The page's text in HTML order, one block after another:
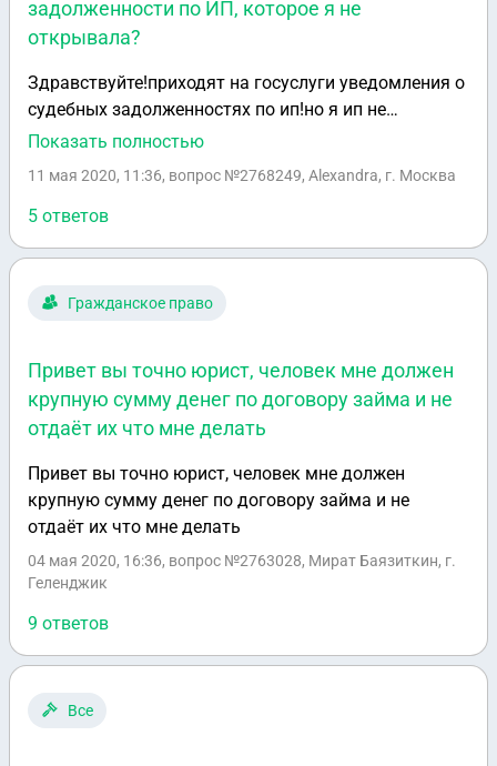
задолженности по ИП, которое я не
открывала?
Здравствуйте!приходят на госуслуги уведомления о
судебных задолженностях по ип!но я ип не
открывала и никогда не имела с подобными
Пожалуйста,подскажите,что делать!?
Показать полностью
11 мая 2020, 11:36, вопрос №2768249, Alexandra, г. Москва
5 ответов
Гражданское право
Привет вы точно юрист, человек мне должен
крупную сумму денег по договору займа и не
отдаёт их что мне делать
Привет вы точно юрист, человек мне должен
крупную сумму денег по договору займа и не
отдаёт их что мне делать
04 мая 2020, 16:36, вопрос №2763028, Мират Баязиткин, г.
Геленджик
9 ответов
Все